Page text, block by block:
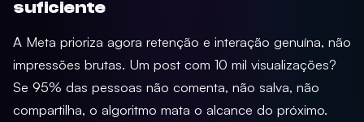
suficiente
A Meta prioriza agora retenção e interação genuína, não
impressões brutas. Um post com 10 mil visualizações?
Se 95% das pessoas não comenta, não salva, não
compartilha, o algoritmo mata o alcance do próximo.